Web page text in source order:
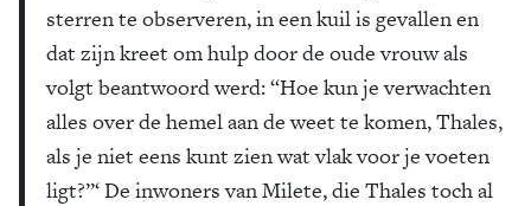
sterren te observeren, in een kuil is gevallen en
dat zijn kreet om hulp door de oude vrouw als
volgt beantwoord werd: “Hoe kun je verwachten
alles over de hemel aan de weet te komen, Thales,
als je niet eens kunt zien wat vlak voor je voeten
ligt?”‘ De inwoners van Milete, die Thales toch al